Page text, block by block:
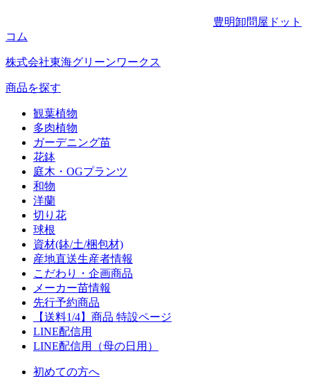
豊明卸問屋ドット
コム
株式会社東海グリーンワークス
商品を探す
観葉植物
多肉植物
ガーデニング苗
花鉢
庭木・OGプランツ
和物
洋蘭
切り花
球根
資材(鉢/土/梱包材)
産地直送生産者情報
こだわり・企画商品
メーカー苗情報
先行予約商品
【送料1/4】商品 特設ページ
LINE配信用
LINE配信用（母の日用）
初めての方へ